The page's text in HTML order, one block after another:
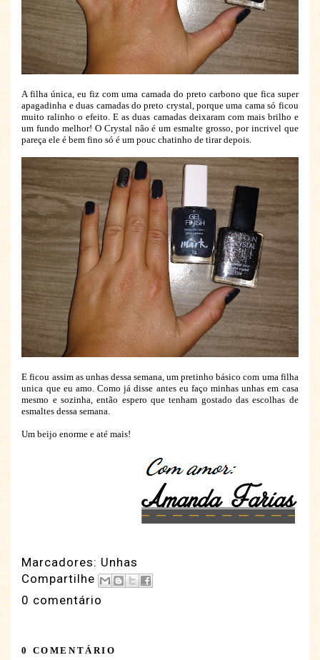
A filha única, eu fiz com uma camada do preto carbono que fica super
apagadinha e duas camadas do preto crystal, porque uma cama só ficou
muito ralinho o efeito. E as duas camadas deixaram com mais brilho e
um fundo melhor! O Crystal não é um esmalte grosso, por incrivel que
pareça ele é bem fino só é um pouc chatinho de tirar depois.
E ficou assim as unhas dessa semana, um pretinho básico com uma filha
unica que eu amo. Como já disse antes eu faço minhas unhas em casa
mesmo e sozinha, então espero que tenham gostado das escolhas de
esmaltes dessa semana.
Um beijo enorme e até mais!
Marcadores: Unhas
Compartilhe
0 comentário
0 COMENTÁRIO